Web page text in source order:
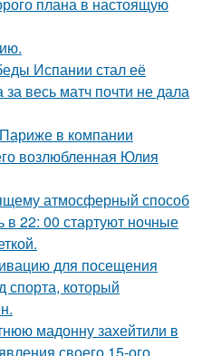
Испании стал её
весь матч почти не дала
в компании
возлюбленная Юлия
атмосферный способ
в 22: 00 стартуют ночные
для посещения
спорта, который
мадонну захейтили в